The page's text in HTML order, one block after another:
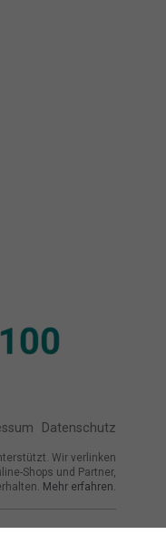
Datenschutz
Wir verlinken
Shops und Partner,
Mehr erfahren.